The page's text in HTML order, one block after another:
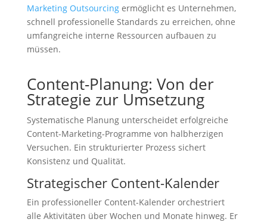
Marketing Outsourcingermöglicht es Unternehmen,
schnell professionelle Standards zu erreichen, ohne
umfangreiche interne Ressourcen aufbauen zu
müssen.
Content-Planung: Von der
Strategie zur Umsetzung
Systematische Planung unterscheidet erfolgreiche
Content-Marketing-Programme von halbherzigen
Versuchen. Ein strukturierter Prozess sichert
Konsistenz und Qualität.
Strategischer Content-Kalender
Ein professioneller Content-Kalender orchestriert
alle Aktivitäten über Wochen und Monate hinweg. Er